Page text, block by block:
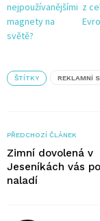
nejpoužívanějšími
magnety na
světě?
z
ŠTÍTKY REKLAMNÍ
PŘEDCHOZÍ ČLÁNEK
Zimní dovolená v
Jeseníkách vás
naladí